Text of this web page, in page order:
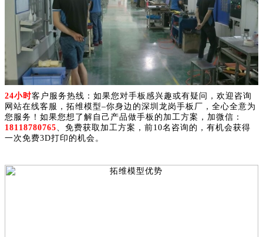
24小时客户服务热线：如果您对手板感兴趣或有疑问，欢迎咨询
网站在线客服，拓维模型–你身边的深圳龙岗手板厂，全心全意为
您服务！如果您想了解自己产品做手板的加工方案，加微信：
18118780765 、免费获取加工方案，前10名咨询的，有机会获得
一次免费3D打印的机会。